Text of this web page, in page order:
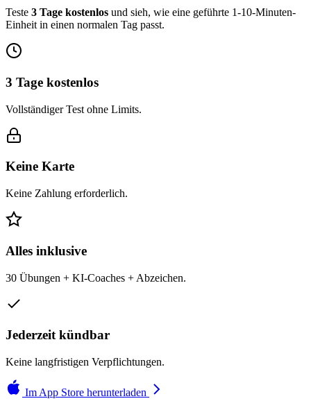
Teste 3 Tage kostenlos und sieh, wie eine geführte 1-10-Minuten-
Einheit in einen normalen Tag passt.
3 Tage kostenlos
Vollständiger Test ohne Limits.
Keine Karte
Keine Zahlung erforderlich.
Alles inklusive
30 Übungen + KI-Coaches + Abzeichen.
Jederzeit kündbar
Keine langfristigen Verpflichtungen.
Im App Store herunterladen